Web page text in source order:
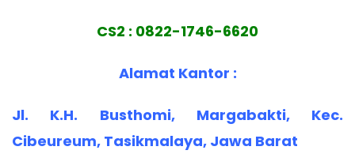
CS2 : 0822-1746-6620
Alamat Kantor :
Jl. K.H. Busthomi, Margabakti, Kec.
Cibeureum, Tasikmalaya, Jawa Barat